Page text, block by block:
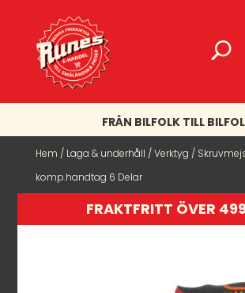
FRÅN BILFOLK TILL
Hem / Laga & underhåll /Verktyg /
komp.handtag 6 Delar
FRAKTFRITT ÖVER